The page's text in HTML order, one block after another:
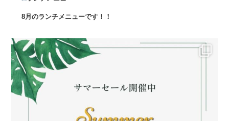
8月のランチメニューです！！